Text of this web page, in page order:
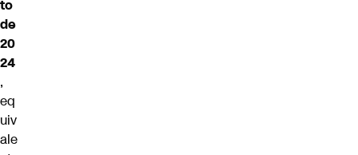
to
de
20
24
,
eq
uiv
ale